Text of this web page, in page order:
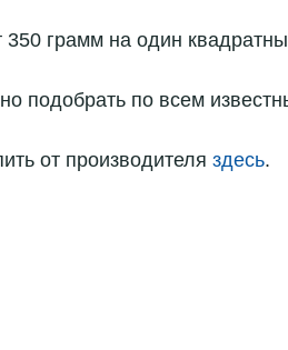
350 грамм на один
подобрать по всем
от производителя здесь.